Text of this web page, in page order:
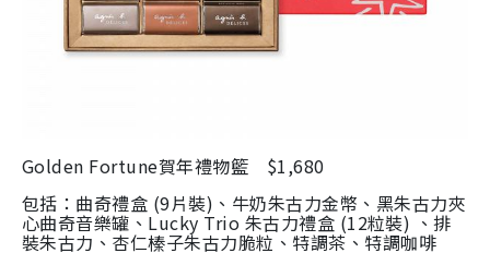
Golden Fortune賀年禮物籃 $1,680
包括：曲奇禮盒 (9片裝) 、牛奶朱古力金幣、黑朱古力夾
心曲奇音樂罐、 Lucky Trio 朱古力禮盒 (12粒裝) 、排
裝朱古力、杏仁榛子朱古力脆粒、特調茶、特調咖啡